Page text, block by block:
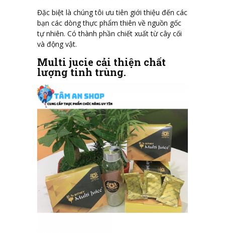
Đặc biệt là chúng tôi ưu tiên giới thiệu đến các
bạn các dòng thực phẩm thiên về nguồn gốc
tự nhiên. Có thành phần chiết xuất từ cây cối
và động vật.
Multi jucie cải thiện chất
lượng tinh trùng.